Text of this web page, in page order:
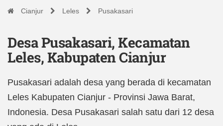
Cianjur Leles Pusakasari
Desa Pusakasari, Kecamatan
Leles, Kabupaten Cianjur
Pusakasari adalah desa yang berada di kecamatan
Leles Kabupaten Cianjur - Provinsi Jawa Barat,
Indonesia. Desa Pusakasari salah satu dari 12 desa